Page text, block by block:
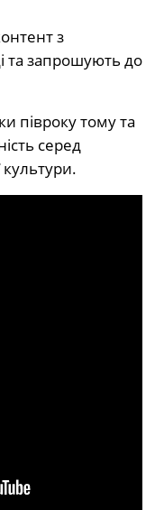
з
та запрошують до
півроку тому та
серед
культури.